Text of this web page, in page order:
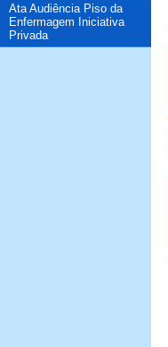
Ata Audiência Piso da
Enfermagem Iniciativa
Privada